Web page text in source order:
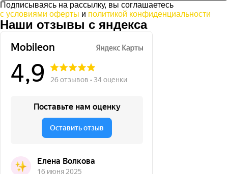
Подписываясь на рассылку, вы соглашаетесь
с условиями оферты и политикой конфиденциальности
Наши отзывы с яндекса